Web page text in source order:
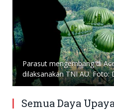
Parasut mengembang di
dilaksanakan TNI AU. Foto:
Semua Daya